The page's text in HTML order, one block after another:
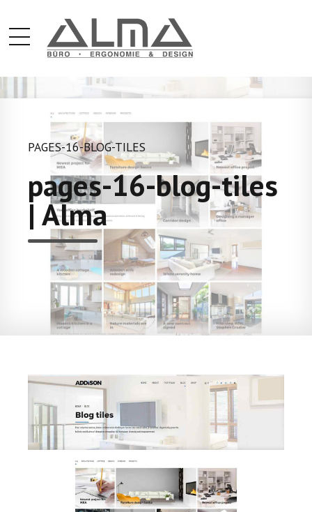
PAGES-16-BLOG-TILES
pages-16-blog-tiles
| Alma